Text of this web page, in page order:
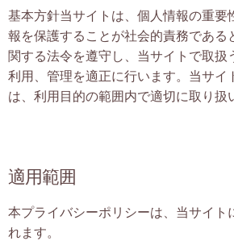
お客様の声
プロフィール
お問合せ
基本方針当サイトは、個人情報の重要
報を保護することが社会的責務である
関する法令を遵守し、当サイトで取扱
利用、管理を適正に行います。当サイ
は、利用目的の範囲内で適切に取り扱
適用範囲
本プライバシーポリシーは、当サイト
れます。